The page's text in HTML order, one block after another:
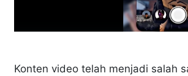
Konten video telah menjadi salah